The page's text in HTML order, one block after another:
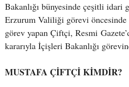
Bakanlığı bünyesinde çeşitli idari
Erzurum Valiliği görevi
görev yapan Çiftçi, Resmi
kararıyla İçişleri Bakanlığı
MUSTAFA ÇİFTÇİ KİMDİR?